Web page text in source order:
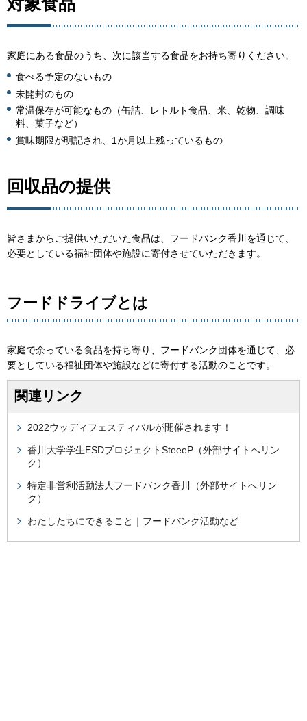
家庭にある食品のうち、次に該当する食品をお持ち寄りください。
食べる予定のないもの
未開封のもの
常温保存が可能なもの（缶詰、レトルト食品、米、乾物、調味
料、菓子など）
賞味期限が明記され、1か月以上残っているもの
回収品の提供
皆さまからご提供いただいた食品は、フードバンク香川を通じて、
必要としている福祉団体や施設に寄付させていただきます。
フードドライブとは
家庭で余っている食品を持ち寄り、フードバンク団体を通じて、必
要としている福祉団体や施設などに寄付する活動のことです。
関連リンク
2022ウッディフェスティバルが開催されます！
香川大学学生ESDプロジェクトSteeeP（外部サイトへリン
ク）
特定非営利活動法人フードバンク香川（外部サイトへリン
ク）
わたしたちにできること｜フードバンク活動など